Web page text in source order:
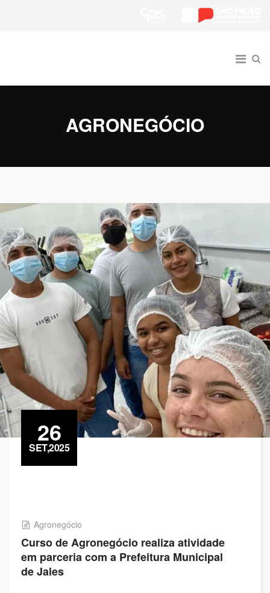
AGRONEGÓCIO
26
SET,2025
Agronegócio
Curso de Agronegócio realiza atividade
em parceria com a Prefeitura Municipal
de Jales